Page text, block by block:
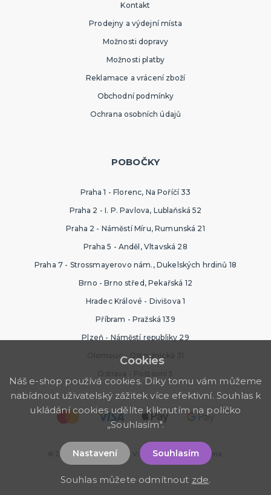
Kontakt
Prodejny a výdejní místa
Možnosti dopravy
Možnosti platby
Reklamace a vrácení zboží
Obchodní podmínky
Ochrana osobních údajů
POBOČKY
Praha 1 - Florenc, Na Poříčí 33
Praha 2 - I. P. Pavlova, Lublaňská 52
Praha 2 - Náměstí Míru, Rumunská 21
Praha 5 - Anděl, Vltavská 28
Praha 7 - Strossmayerovo nám., Dukelských hrdinů 18
Brno - Brno střed, Pekařská 12
Hradec Králové - Divišova 1
Příbram - Pražská 139
Plzeň - Náměstí republiky 29
Olomouc - Ostružnická 31
Ostrava - Poštovní 5
© 2026 Ptákoviny Mírák. Všechna práva vyhrazena.
Cookies
Náš e-shop používá cookies. Díky tomu vám můžeme
nabídnout uživatelský zážitek více efektivní. Souhlas k
ukládání cookies udělíte kliknutím na políčko
„Souhlasím".
Nastavení Souhlasím
Souhlas můžete odmítnout zde.